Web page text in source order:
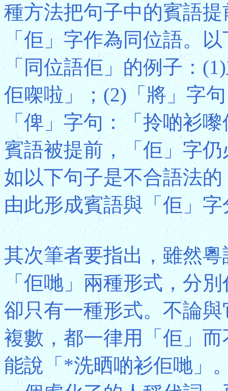
種方法把句子中的賓語
「佢」字作為同位語。
「同位語佢」的例子：
佢㗎啦」；(2)「將」字
「俾」字句：「拎啲衫
賓語被提前，「佢」字
如以下句子是不合語法
由此形成賓語與「佢」
其次筆者要指出，雖然
「佢哋」兩種形式，分
卻只有一種形式。不論
複數，都一律用「佢」
能說「*洗晒啲衫佢哋」